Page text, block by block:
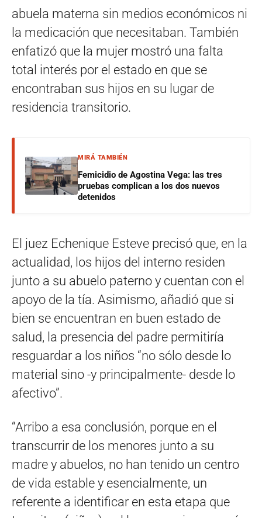
abuela materna sin medios económicos ni
la medicación que necesitaban. También
enfatizó que la mujer mostró una falta
total interés por el estado en que se
encontraban sus hijos en su lugar de
residencia transitorio.
MIRÁ TAMBIÉN
Femicidio de Agostina Vega: las tres
pruebas complican a los dos nuevos
detenidos
El juez Echenique Esteve precisó que, en la
actualidad, los hijos del interno residen
junto a su abuelo paterno y cuentan con el
apoyo de la tía. Asimismo, añadió que si
bien se encuentran en buen estado de
salud, la presencia del padre permitiría
resguardar a los niños “no sólo desde lo
material sino -y principalmente- desde lo
afectivo”.
“Arribo a esa conclusión, porque en el
transcurrir de los menores junto a su
madre y abuelos, no han tenido un centro
de vida estable y esencialmente, un
referente a identificar en esta etapa que